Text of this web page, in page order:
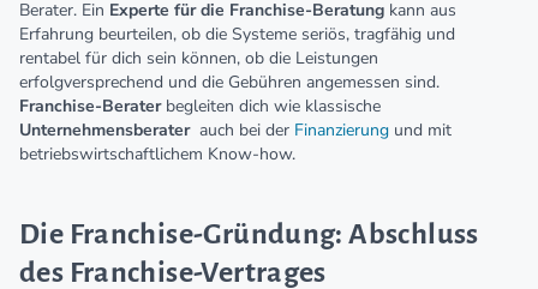
Berater. Ein Experte für die Franchise-Beratung kann aus
Erfahrung beurteilen, ob die Systeme seriös, tragfähig und
rentabel für dich sein können, ob die Leistungen
erfolgversprechend und die Gebühren angemessen sind.
Franchise-Beraterbegleiten dich wie klassische
Unternehmensberater auch bei der Finanzierung und mit
betriebswirtschaftlichem Know-how.
Die Franchise-Gründung: Abschluss
des Franchise-Vertrages